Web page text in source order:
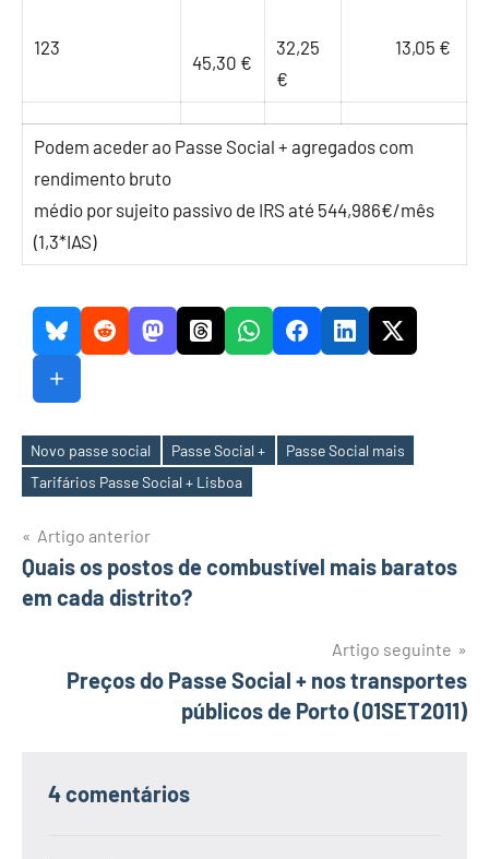
123
45,30 €
32,25
€
13,05 €
Podem aceder ao Passe Social + agregados com
rendimento bruto
médio por sujeito passivo de IRS até 544,986€/mês
(1,3*IAS)
Etiquetas
Novo passe social Passe Social +
Passe Social mais
Tarifários Passe Social + Lisboa
Navegação
de
Artigo anterior
Quais os postos de combustível mais baratos
em cada distrito?
Artigo seguinte
Preços do Passe Social + nos transportes
públicos de Porto (01SET2011)
4 comentários